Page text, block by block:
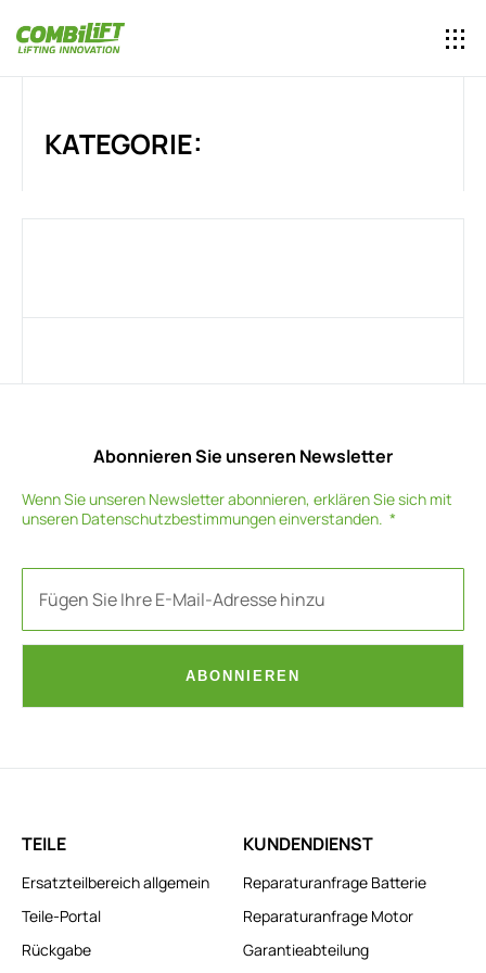
KATEGORIE:
Abonnieren Sie unseren Newsletter
Wenn Sie unseren Newsletter abonnieren, erklären Sie sich mit
unseren Datenschutzbestimmungeneinverstanden.
ABONNIEREN
TEILE
Ersatzteilbereich allgemein
Teile-Portal
Rückgabe
KUNDENDIENST
Reparaturanfrage Batterie
Reparaturanfrage Motor
Garantieabteilung